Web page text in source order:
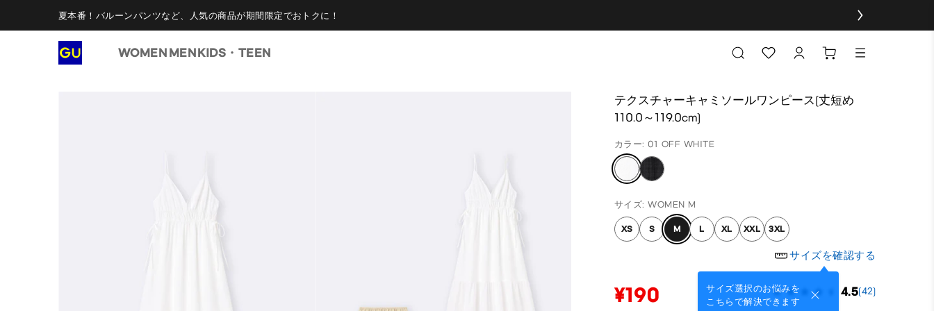
夏本番！バルーンパンツなど、人気の商品が期間限定でおトクに！
WOMEN MENKIDS・TEEN
テクスチャーキャミソールワンピース(丈短め
110.0～119.0cm)
カラー: 01 OFF WHITE
サイズ: WOMEN M
XS S M L XL XXL 3XL
サイズを確認する
サイズ選択のお悩みを
こちらで解決できます
¥190 4.5(42)